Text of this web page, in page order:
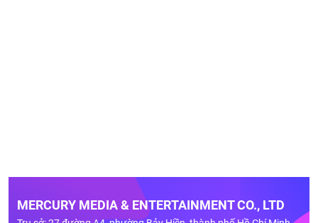
MERCURY MEDIA & ENTERTAINMENT CO., LTD